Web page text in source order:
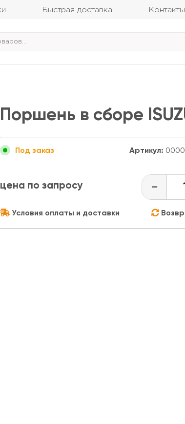
Быстрая доставка Контакты
Поршень в сборе
Под заказ Артикул:
цена по запросу -
Условия оплаты и доставки